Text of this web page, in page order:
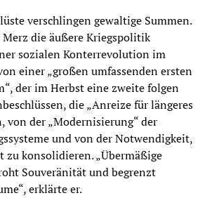
verschlingen gewaltige Summen.
die äußere Kriegspolitik
sozialen Konterrevolution im
einer „großen umfassenden ersten
der im Herbst eine zweite folgen
die „Anreize für längeres
von der „Modernisierung“ der
und von der Notwendigkeit,
zu konsolidieren. „Übermäßige
Souveränität und begrenzt
erklärte er.